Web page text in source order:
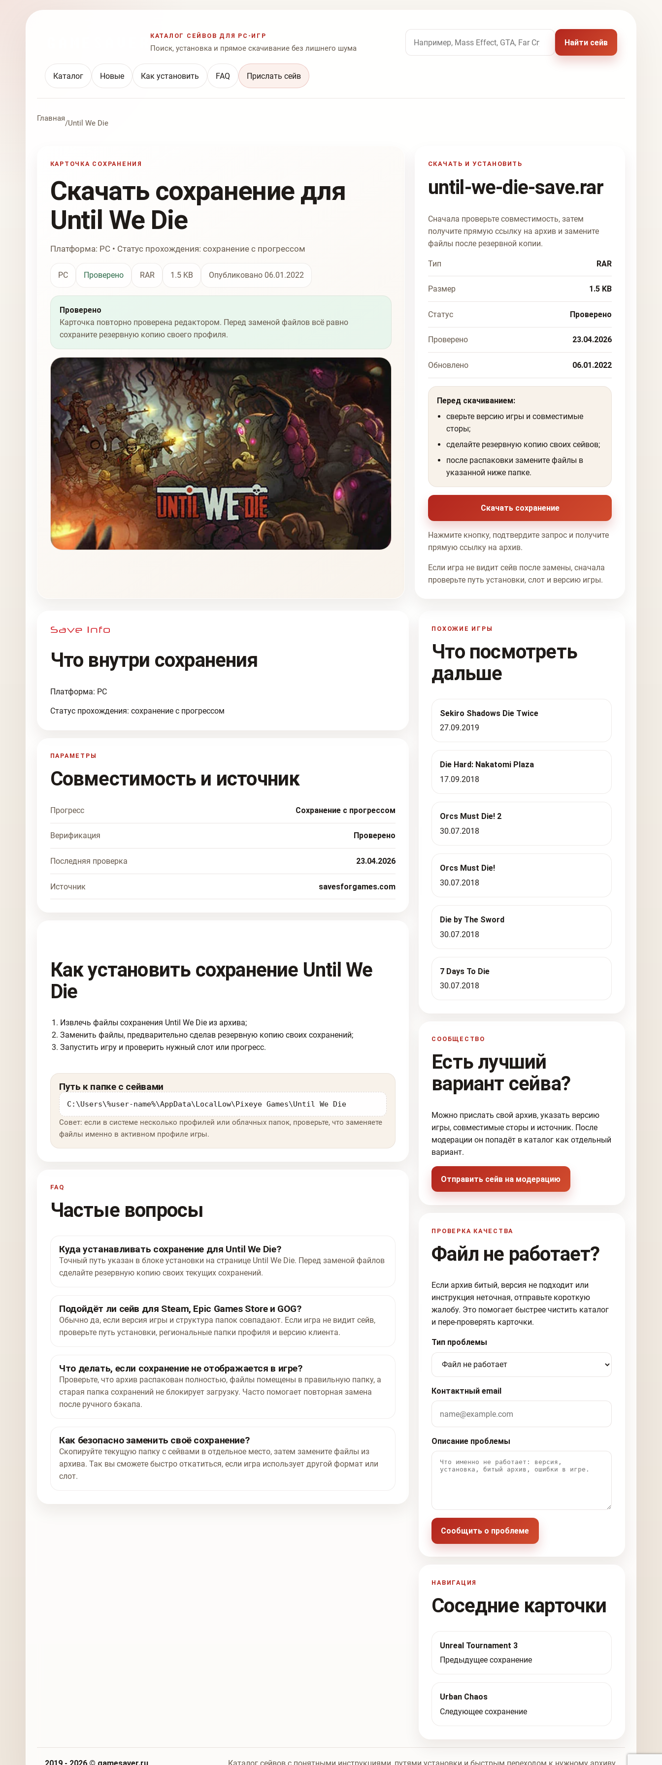
КАТАЛОГ СЕЙВОВ ДЛЯ PC-ИГР
Поиск, установка и прямое скачивание без лишнего шума
Поиск по названию игры
Найти сейв
Каталог Новые Как установить FAQ Прислать сейв
Главная
/Until We Die
КАРТОЧКА СОХРАНЕНИЯ
Скачать сохранение для
Until We Die
Платформа: PC • Статус прохождения: сохранение с прогрессом
PC Проверено RAR 1.5 KB Опубликовано 06.01.2022
Проверено
Карточка повторно проверена редактором. Перед заменой файлов всё равно
сохраните резервную копию своего профиля.
СКАЧАТЬ И УСТАНОВИТЬ
until-we-die-save.rar
Сначала проверьте совместимость, затем
получите прямую ссылку на архив и замените
файлы после резервной копии.
Тип RAR
Размер 1.5 KB
Статус Проверено
Проверено 23.04.2026
Обновлено 06.01.2022
Перед скачиванием:
сверьте версию игры и совместимые
сторы;
сделайте резервную копию своих сейвов;
после распаковки замените файлы в
указанной ниже папке.
Скачать сохранение
Нажмите кнопку, подтвердите запрос и получите
прямую ссылку на архив.
Если игра не видит сейв после замены, сначала
проверьте путь установки, слот и версию игры.
Что внутри сохранения
Платформа: PC
Статус прохождения: сохранение с прогрессом
ПАРАМЕТРЫ
Совместимость и источник
Прогресс Сохранение с прогрессом
Верификация Проверено
Последняя проверка 23.04.2026
Источник savesforgames.com
Как установить сохранение Until We
Die
Извлечь файлы сохранения Until We Die из архива;
Заменить файлы, предварительно сделав резервную копию своих сохранений;
Запустить игру и проверить нужный слот или прогресс.
Путь к папке с сейвами
C:\Users\%user-name%\AppData\LocalLow\Pixeye Games\Until We Die
Совет: если в системе несколько профилей или облачных папок, проверьте, что заменяете
файлы именно в активном профиле игры.
FAQ
Частые вопросы
Куда устанавливать сохранение для Until We Die?
Точный путь указан в блоке установки на странице Until We Die. Перед заменой файлов
сделайте резервную копию своих текущих сохранений.
Подойдёт ли сейв для Steam, Epic Games Store и GOG?
Обычно да, если версия игры и структура папок совпадают. Если игра не видит сейв,
проверьте путь установки, региональные папки профиля и версию клиента.
Что делать, если сохранение не отображается в игре?
Проверьте, что архив распакован полностью, файлы помещены в правильную папку, а
старая папка сохранений не блокирует загрузку. Часто помогает повторная замена
после ручного бэкапа.
Как безопасно заменить своё сохранение?
Скопируйте текущую папку с сейвами в отдельное место, затем замените файлы из
архива. Так вы сможете быстро откатиться, если игра использует другой формат или
слот.
ПОХОЖИЕ ИГРЫ
Что посмотреть
дальше
Sekiro Shadows Die Twice
27.09.2019
Die Hard: Nakatomi Plaza
17.09.2018
Orcs Must Die! 2
30.07.2018
Orcs Must Die!
30.07.2018
Die by The Sword
30.07.2018
7 Days To Die
30.07.2018
СООБЩЕСТВО
Есть лучший
вариант сейва?
Можно прислать свой архив, указать версию
игры, совместимые сторы и источник. После
модерации он попадёт в каталог как отдельный
вариант.
Отправить сейв на модерацию
ПРОВЕРКА КАЧЕСТВА
Файл не работает?
Если архив битый, версия не подходит или
инструкция неточная, отправьте короткую
жалобу. Это помогает быстрее чистить каталог
и пере-проверять карточки.
Тип проблемы
Контактный email
Описание проблемы
Сообщить о проблеме
НАВИГАЦИЯ
Соседние карточки
Unreal Tournament 3
Предыдущее сохранение
Urban Chaos
Следующее сохранение